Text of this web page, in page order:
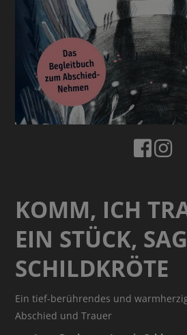
KOMM, ICH
EIN STÜCK,
SCHILDKRÖTE
Ein tief-berührendes und
Abschied und Trauer